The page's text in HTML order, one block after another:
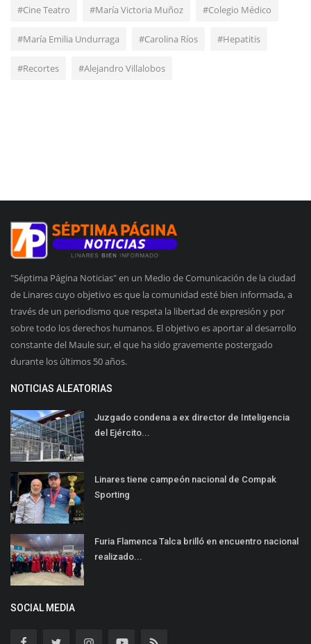
#Cine Teatro #María Victoria Muñoz #Colegio Médico
#María Emilia Undurraga #Carolina Ríos #Hepatitis
#Recortes #Alejandro Villalobos
"Séptima Página Noticias" en un Medio de Comunicación de la ciudad
de Linares cuyo objetivo es que la comunidad esté bien informada, a
través de un periodismo que respeta la libertad de expresión y por
sobre todo los derechos humanos. El objetivo es aportar al desarrollo
constante del Maule sur, el que ha sido gravemente postergado
durante los últimos 50 años.
NOTICIAS ALEATORIAS
Juzgado condena a ex director de Inteligencia
del Ejército...
Linares tiene campeón nacional de Compak
Sporting
Furia Flamenca Talca brilló en encuentro nacional
realizado...
SOCIAL MEDIA